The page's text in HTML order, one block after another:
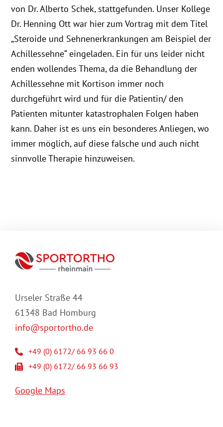
von Dr. Alberto Schek, stattgefunden. Unser Kollege
Dr. Henning Ott war hier zum Vortrag mit dem Titel
„Steroide und Sehnenerkrankungen am Beispiel der
Achillessehne“ eingeladen. Ein für uns leider nicht
enden wollendes Thema, da die Behandlung der
Achillessehne mit Kortison immer noch
durchgeführt wird und für die Patientin/ den
Patienten mitunter katastrophalen Folgen haben
kann. Daher ist es uns ein besonderes Anliegen, wo
immer möglich, auf diese falsche und auch nicht
sinnvolle Therapie hinzuweisen.
Urseler Straße 44
61348 Bad Homburg
info@sportortho.de
+49 (0) 6172/ 66 93 66 0
+49 (0) 6172/ 66 93 66 93
Google Maps